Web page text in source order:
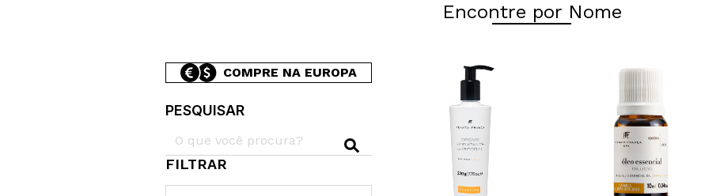
Encontre por Nome
COMPRE NA EUROPA
PESQUISAR
FILTRAR